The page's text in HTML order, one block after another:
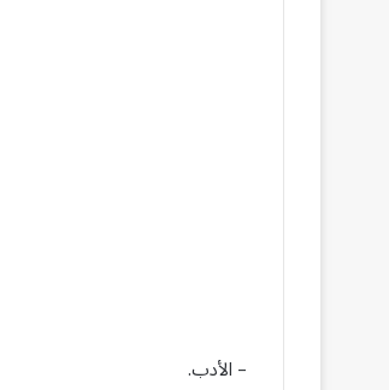
– الأدب.